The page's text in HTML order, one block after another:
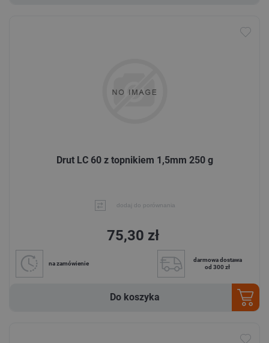
Drut LC 60 z topnikiem 1,5mm 250 g
dodaj do porównania
75,30 zł
na zamówienie
darmowa dostawa
od 300 zł
Do koszyka